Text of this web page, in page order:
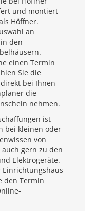
und montiert
Höffner.
an
den
einen Termin
Sie die
bei Ihnen
die
nehmen.
ist
bei kleinen oder
von
gern zu den
Elektrogeräte.
den Termin